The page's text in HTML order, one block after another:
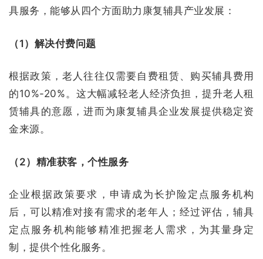
具服务，能够从四个方面助力康复辅具产业发展：
（1）解决付费问题
根据政策，老人往往仅需要自费租赁、购买辅具费用
的10%-20%。这大幅减轻老人经济负担，提升老人租
赁辅具的意愿，进而为康复辅具企业发展提供稳定资
金来源。
（2）精准获客，个性服务
企业根据政策要求，申请成为长护险定点服务机构
后，可以精准对接有需求的老年人；经过评估，辅具
定点服务机构能够精准把握老人需求，为其量身定
制，提供个性化服务。